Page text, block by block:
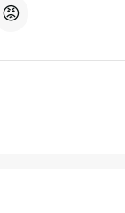
😡